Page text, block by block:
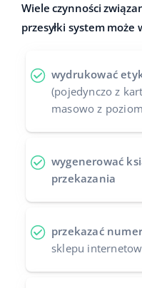
Super Merchant
Base Analytics
Base Connect
Base Courier
Case Study
Kalkulator korzyści
Français
polski
português (BR)
中文
Wiele czynności
przesyłki system może
wydrukować
(pojedynczo z
masowo z
wygenerować
przekazania
przekazać
sklepu